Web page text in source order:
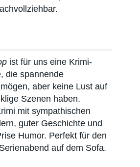
ist für uns eine Krimi-
die spannende
aber keine Lust auf
Szenen haben.
mit sympathischen
guter Geschichte und
Humor. Perfekt für den
auf dem Sofa.